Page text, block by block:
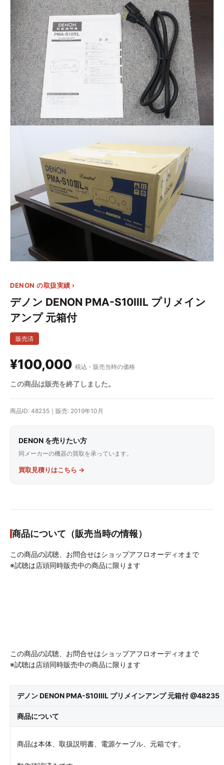
DENON の取扱実績 ›
デノン DENON PMA-S10ⅢL プリメイン
アンプ 元箱付
販売済
¥100,000 税込・販売当時の価格
この商品は販売を終了しました。
商品ID: 48235｜販売: 2019年10月
DENON を売りたい方
同メーカーの機器の買取を承っています。
買取見積りはこちら →
商品について（販売当時の情報）
この商品の試聴、お問合せはショップアフロオーディオまで
※試聴は店頭同時販売中の商品に限ります
この商品の試聴、お問合せはショップアフロオーディオまで
※試聴は店頭同時販売中の商品に限ります
デノン DENON PMA-S10ⅢL プリメインアンプ 元箱付 @48235
商品について
商品は本体、取扱説明書、電源ケーブル、元箱です。